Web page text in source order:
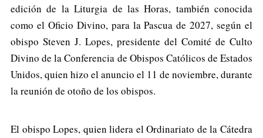
edición de la Liturgia de las Horas, también conocida
como el Oficio Divino, para la Pascua de 2027, según el
obispo Steven J. Lopes, presidente del Comité de Culto
Divino de la Conferencia de Obispos Católicos de Estados
Unidos, quien hizo el anuncio el 11 de noviembre, durante
la reunión de otoño de los obispos.
El obispo Lopes, quien lidera el Ordinariato de la Cátedra